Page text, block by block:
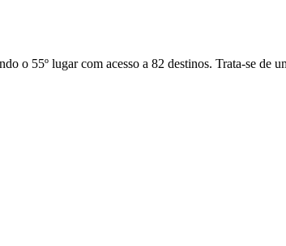
o 55º lugar com acesso a 82 destinos. Trata-se de